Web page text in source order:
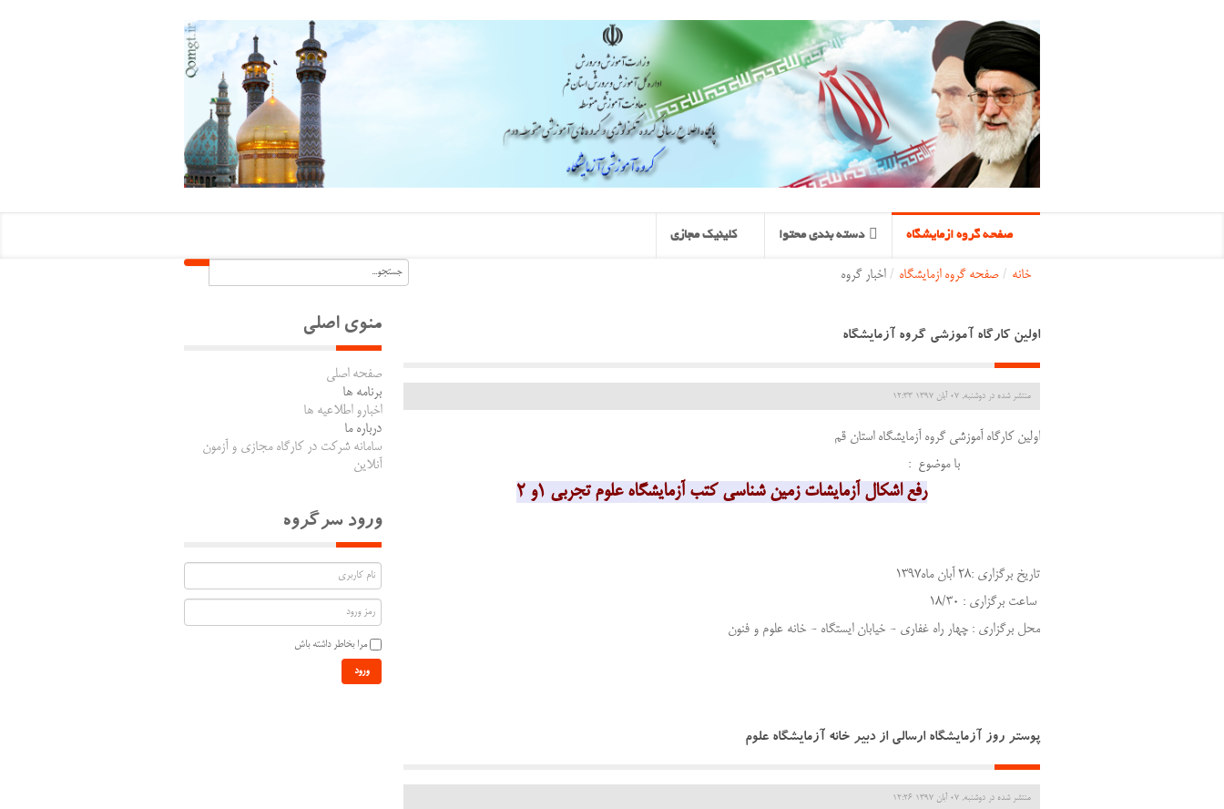
صفحه گروه ازمایشگاه دسته بندی محتوا کلینیک مجازی
خانه / صفحه گروه ازمایشگاه / اخبار گروه
اولین کارگاه آموزشی گروه آزمایشگاه
منتشر شده در دوشنبه, 07 آبان 1397 12:33
اولین کارگاه آموزشی گروه آزمایشگاه استان قم
با موضوع :
رفع اشکال آزمایشات زمین شناسی کتب آزمایشگاه علوم تجربی 1و 2
تاریخ برگزاری :28 آبان ماه1397
ساعت برگزاری : 18/30
محل برگزاری : چهار راه غفاری - خیابان ایستگاه - خانه علوم و فنون
پوستر روز آزمایشگاه ارسالی از دبیر خانه آزمایشگاه علوم
منتشر شده در دوشنبه, 07 آبان 1397 12:26
منوی اصلی
صفحه اصلی
برنامه ها
اخبارو اطلاعیه ها
درباره ما
سامانه شرکت در کارگاه مجازی و آزمون
آنلاین
ورود سرگروه
مرا بخاطر داشته باش
ورود